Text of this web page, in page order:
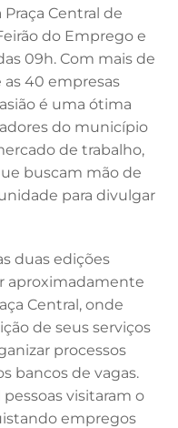
Central de
do Emprego e
09h. Com mais de
40 empresas
é uma ótima
do município
de trabalho,
buscam mão de
para divulgar
duas edições
aproximadamente
Central, onde
de seus serviços
processos
bancos de vagas.
visitaram o
empregos